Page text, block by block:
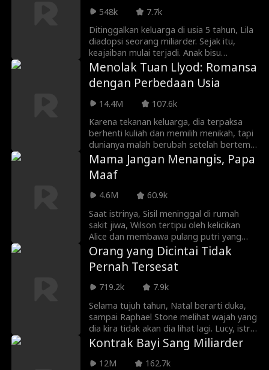
548k
7.7k
Ditinggalkan keluarga di usia 5 tahun, Lila
diadopsi seorang miliarder. Sejak itu,
keajaiban mulai terjadi. Anak bisu
berbicara, harta tersembunyi ditemukan,
dan musuh mulai panik. Siapa sebenarnya
gadis kecil pembawa keberuntungan ini?
Menolak Tuan Llyod: Romansa
dengan Perbedaan Usia
14.4M
107.6k
Karena tekanan keluarga, dia terpaksa
berhenti kuliah dan memilih menikah, tapi
dunianya malah berubah setelah bertemu
pria itu. Dia bisa kenal pria itu karena
menolong nenek pria itu. Setelah pria itu
tahu kesulitannya, pria itu memutuskan
membantunya, tapi syaratnya adalah
nikah kontrak.
Mama Jangan Menangis, Papa
Maaf
4.6M
60.9k
Saat istrinya, Sisil meninggal di rumah
sakit jiwa, Wilson tertipu oleh kelicikan
Alice dan membawa pulang putri yang
salah. Tanpa dia ketahui, istrinya masih
hidup, terlahir kembali sebagai pribadi
baru yang kejam, Skylar. Dengan tekad
membara, Skylar berusaha mengungkap
skema pengkhianatan Alice dan
melakukan pembalasan dendam atas
nama putrinya.
Orang yang Dicintai Tidak
Pernah Tersesat
719.2k
7.9k
Selama tujuh tahun, Natal berarti duka,
sampai Raphael Stone melihat wajah yang
dia kira tidak akan dia lihat lagi. Lucy, istri
tercintanya, masih hidup, tapi dia tidak
bisa bergerak atau berbicara lagi. Lebih
parahnya, dia terlihat tidak
Kontrak Bayi Sang Miliarder
12M
162.7k